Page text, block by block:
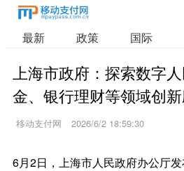
最新 政策 国际
上海市政府：探索数字
金、银行理财等领域创
移动支付网 2026/6/2 18:59:30
6月2日，上海市人民政府办公厅